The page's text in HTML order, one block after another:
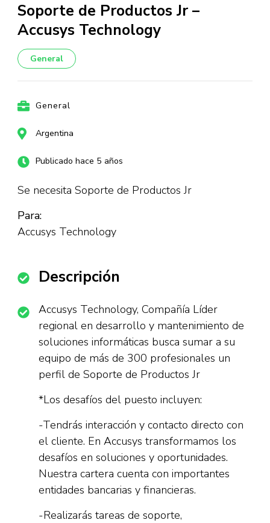
Soporte de Productos Jr –
Accusys Technology
General
General
Argentina
Publicado hace 5 años
Se necesita Soporte de Productos Jr
Para:
Accusys Technology
Descripción
Accusys Technology, Compañía Líder
regional en desarrollo y mantenimiento de
soluciones informáticas busca sumar a su
equipo de más de 300 profesionales un
perfil de Soporte de Productos Jr
*Los desafíos del puesto incluyen:
-Tendrás interacción y contacto directo con
el cliente. En Accusys transformamos los
desafíos en soluciones y oportunidades.
Nuestra cartera cuenta con importantes
entidades bancarias y financieras.
-Realizarás tareas de soporte,